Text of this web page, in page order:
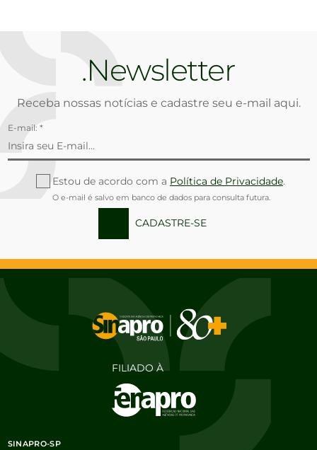
Newsletter
Receba nossas notícias e cadastre seu e-mail aqui.
E-mail: *
Estou de acordo com a Política de Privacidade.
O e-mail é salvo em banco de dados para consulta futura.
CADASTRE-SE
FILIADO À
SINAPRO-SP